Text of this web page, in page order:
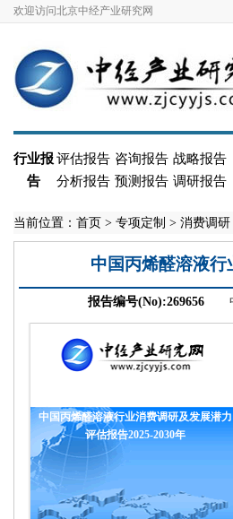
欢迎访问北京中经产业研究网
行业报
告
评估报告 咨询报告 战略报告
分析报告 预测报告 调研报告
当前位置： 首页 > 专项定制 > 消费调研
中国丙烯醛溶液行
报告编号(No):269656
中国丙烯醛溶液行业消费调研及发展潜力
评估报告2025-2030年